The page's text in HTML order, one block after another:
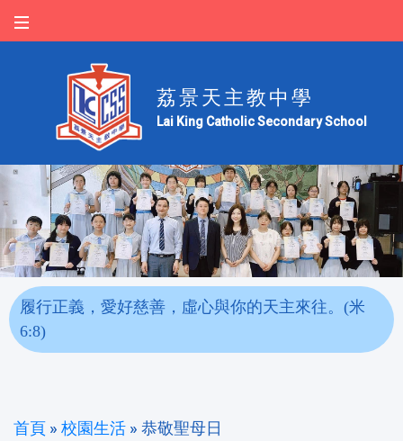
荔景天主教中學
Lai King Catholic Secondary School
履行正義，愛好慈善，虛心與你的天主來往。(米
6:8)
首頁 » 校園生活 » 恭敬聖母日